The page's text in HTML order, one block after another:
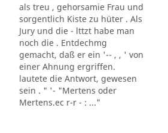
als treu , gehorsamie Frau und
sorgentlich Kiste zu hüter . Als
Jury und die - lttzt habe man
noch die . Entdechmg
gemacht, daß er ein '-- , , ' von
einer Ahnung ergriffen.
lautete die Antwort, gewesen
sein . " '- "Mertens oder
Mertens.ec r-r - : ..."